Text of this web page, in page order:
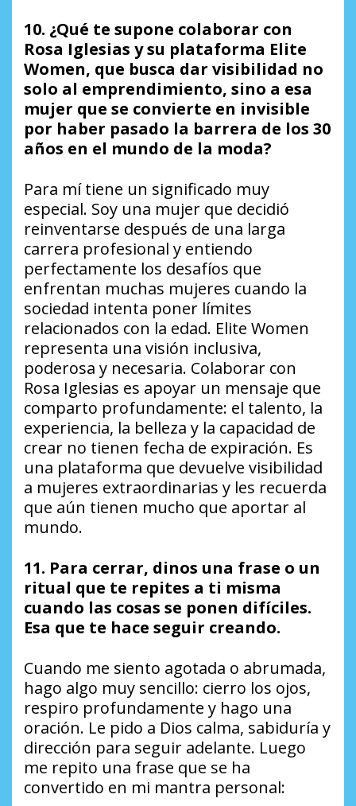
10. ¿Qué te supone colaborar con
Rosa Iglesias y su plataforma Elite
Women, que busca dar visibilidad no
solo al emprendimiento, sino a esa
mujer que se convierte en invisible
por haber pasado la barrera de los 30
años en el mundo de la moda?
Para mí tiene un significado muy
especial. Soy una mujer que decidió
reinventarse después de una larga
carrera profesional y entiendo
perfectamente los desafíos que
enfrentan muchas mujeres cuando la
sociedad intenta poner límites
relacionados con la edad. Elite Women
representa una visión inclusiva,
poderosa y necesaria. Colaborar con
Rosa Iglesias es apoyar un mensaje que
comparto profundamente: el talento, la
experiencia, la belleza y la capacidad de
crear no tienen fecha de expiración. Es
una plataforma que devuelve visibilidad
a mujeres extraordinarias y les recuerda
que aún tienen mucho que aportar al
mundo.
11. Para cerrar, dinos una frase o un
ritual que te repites a ti misma
cuando las cosas se ponen difíciles.
Esa que te hace seguir creando.
Cuando me siento agotada o abrumada,
hago algo muy sencillo: cierro los ojos,
respiro profundamente y hago una
oración. Le pido a Dios calma, sabiduría y
dirección para seguir adelante. Luego
me repito una frase que se ha
convertido en mi mantra personal: